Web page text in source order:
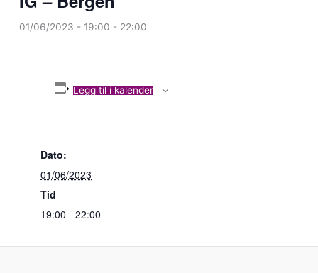
01/06/2023 - 19:00 - 22:00
Legg til i kalender
Dato:
01/06/2023
Tid
19:00 - 22:00